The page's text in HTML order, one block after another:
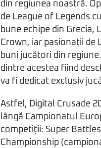
din regiunea noastră.
de League of Legends
bune echipe din Grecia,
Crown, iar pasionații de
buni jucători din
dintre acestea fiind
va fi dedicat exclusiv
Astfel, Digital Crusade
lângă Campionatul
competiții: Super
Championship